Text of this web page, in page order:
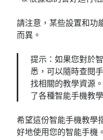
請注意，某些設置和功
而異。
提示：如果您對於
悉，可以隨時查閱
找相關的教學資源
了各種智能手機教
希望這份智能手機教學
好地使用您的智能手機